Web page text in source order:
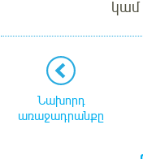
կամ
Նախորդ
առաջադրանքը